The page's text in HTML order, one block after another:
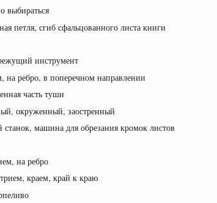
выбираться
петля, сгиб сфальцованного листа книги
инструмент
ребро, в поперечном направлении
часть туши
окруженный, заостренный
машина для обрезания кромок листов
на ребро
краем, край к краю